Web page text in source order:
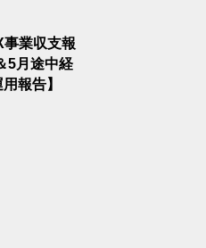
業収支報
5月途中経
報告】